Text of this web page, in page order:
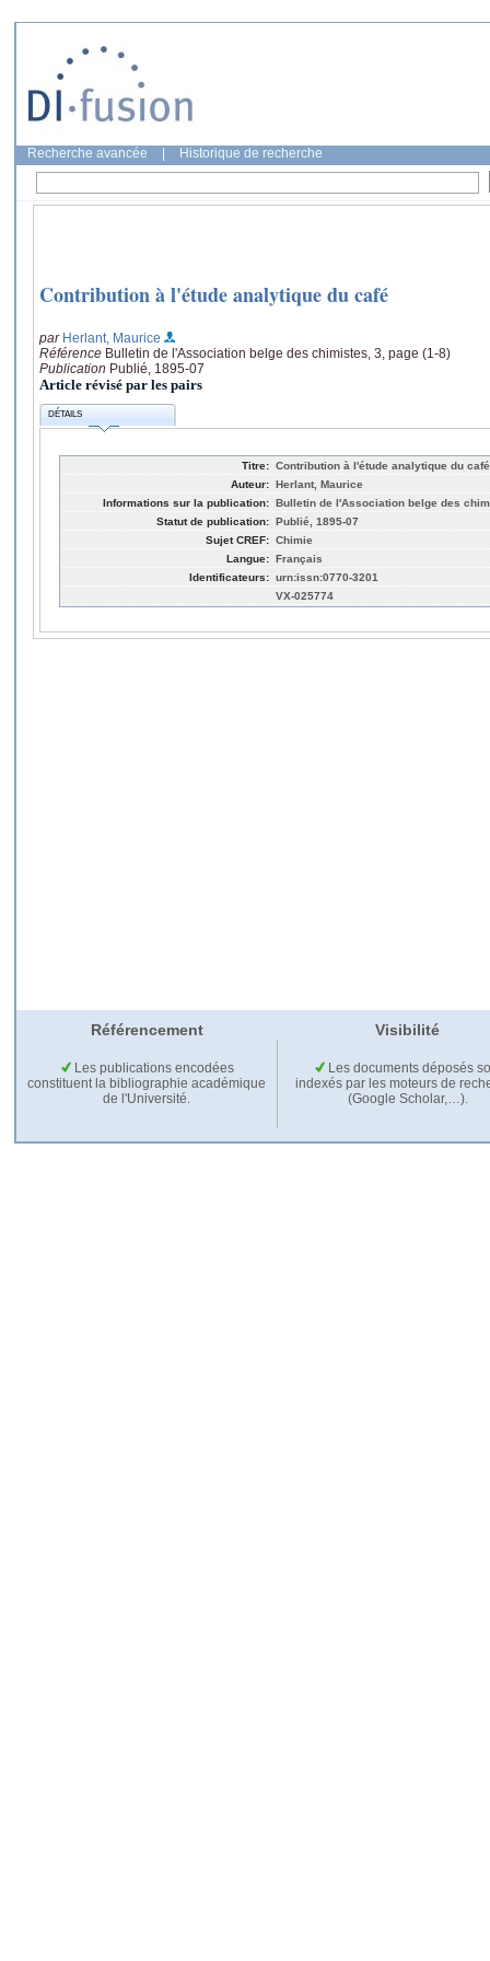
Recherche avancée Historique de recherche
Contribution à l'étude analytique du café
par Herlant, Maurice
Référence Bulletin de l'Association belge des chimistes, 3, page (1-8)
Publication Publié, 1895-07
Article révisé par les pairs
DÉTAILS
Titre: Contribution à l'étude analytique du café
Auteur: Herlant, Maurice
Informations sur la publication: Bulletin de l'Association belge des
Statut de publication: Publié, 1895-07
Sujet CREF: Chimie
Langue: Français
Identificateurs: urn:issn:0770-3201
VX-025774
Référencement Visibilité
Les publications encodées
constituent la bibliographie académique
de l'Université.
Les documents déposés
indexés par les moteurs de
(Google Scholar,…).